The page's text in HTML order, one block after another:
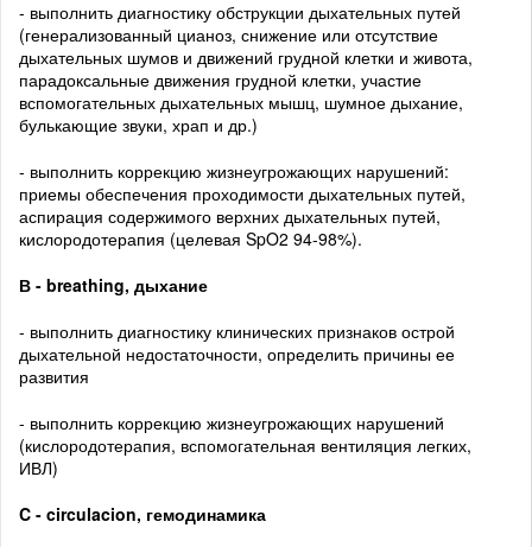
- выполнить диагностику обструкции дыхательных путей
(генерализованный цианоз, снижение или отсутствие
дыхательных шумов и движений грудной клетки и живота,
парадоксальные движения грудной клетки, участие
вспомогательных дыхательных мышц, шумное дыхание,
булькающие звуки, храп и др.)
- выполнить коррекцию жизнеугрожающих нарушений:
приемы обеспечения проходимости дыхательных путей,
аспирация содержимого верхних дыхательных путей,
кислородотерапия (целевая SpO2 94-98%).
В - breathing, дыхание
- выполнить диагностику клинических признаков острой
дыхательной недостаточности, определить причины ее
развития
- выполнить коррекцию жизнеугрожающих нарушений
(кислородотерапия, вспомогательная вентиляция легких,
ИВЛ)
C - circulacion, гемодинамика